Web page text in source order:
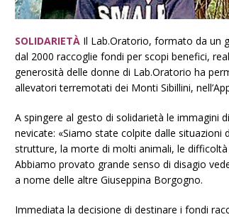
SOLIDARIETÀ Il Lab.Oratorio, formato da un
dal 2000 raccoglie fondi per scopi benefici,
generosità delle donne di Lab.Oratorio ha
allevatori terremotati dei Monti Sibillini,
A spingere al gesto di solidarietà le immagini
nevicate: «Siamo state colpite dalle
strutture, la morte di molti animali, le
Abbiamo provato grande senso di disagio
a nome delle altre Giuseppina Borgogno.
Immediata la decisione di destinare i fondi